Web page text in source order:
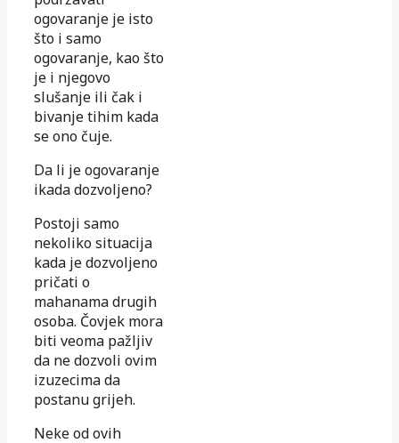
ogovaranje je isto
što i samo
ogovaranje, kao što
je i njegovo
slušanje ili čak i
bivanje tihim kada
se ono čuje.
Da li je ogovaranje
ikada dozvoljeno?
Postoji samo
nekoliko situacija
kada je dozvoljeno
pričati o
mahanama drugih
osoba. Čovjek mora
biti veoma pažljiv
da ne dozvoli ovim
izuzecima da
postanu grijeh.
Neke od ovih